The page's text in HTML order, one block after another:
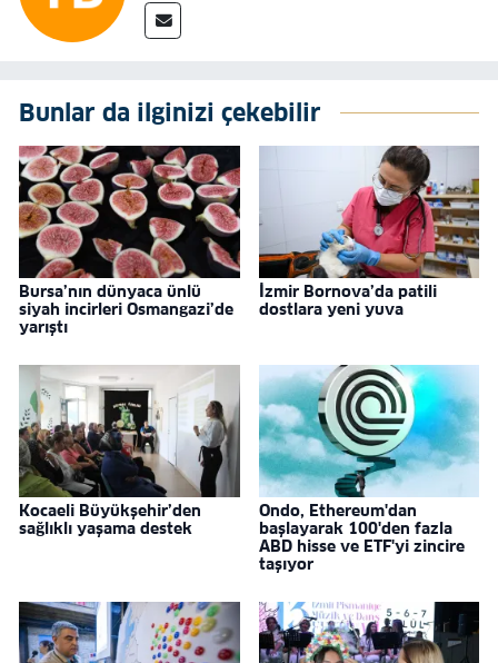
Bunlar da ilginizi çekebilir
Bursa’nın dünyaca ünlü
siyah incirleri Osmangazi’de
yarıştı
İzmir Bornova’da patili
dostlara yeni yuva
Kocaeli Büyükşehir’den
sağlıklı yaşama destek
Ondo, Ethereum'dan
başlayarak 100'den fazla
ABD hisse ve ETF'yi zincire
taşıyor